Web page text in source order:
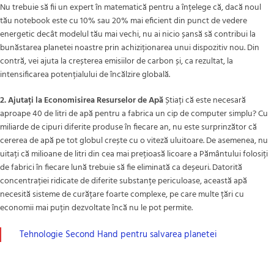
Nu trebuie să fii un expert în matematică pentru a înțelege că, dacă noul
tău notebook este cu 10% sau 20% mai eficient din punct de vedere
energetic decât modelul tău mai vechi, nu ai nicio șansă să contribui la
bunăstarea planetei noastre prin achiziționarea unui dispozitiv nou. Din
contră, vei ajuta la creșterea emisiilor de carbon și, ca rezultat, la
intensificarea potențialului de încălzire globală.
2. Ajutați la Economisirea Resurselor de ApăȘtiați că este necesară
aproape 40 de litri de apă pentru a fabrica un cip de computer simplu? Cu
miliarde de cipuri diferite produse în fiecare an, nu este surprinzător că
cererea de apă pe tot globul crește cu o viteză uluitoare. De asemenea, nu
uitați că milioane de litri din cea mai prețioasă licoare a Pământului folosiți
de fabrici în fiecare lună trebuie să fie eliminată ca deșeuri. Datorită
concentrației ridicate de diferite substanțe periculoase, această apă
necesită sisteme de curățare foarte complexe, pe care multe țări cu
economii mai puțin dezvoltate încă nu le pot permite.
Tehnologie Second Hand pentru salvarea planetei